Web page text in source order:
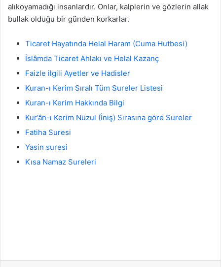
alıkoyamadığı insanlardır. Onlar, kalplerin ve gözlerin allak
bullak olduğu bir günden korkarlar.
Ticaret Hayatında Helal Haram (Cuma Hutbesi)
İslâmda Ticaret Ahlakı ve Helal Kazanç
Faizle ilgili Ayetler ve Hadisler
Kuran-ı Kerim Sıralı Tüm Sureler Listesi
Kuran-ı Kerim Hakkında Bilgi
Kur’ân-ı Kerim Nüzul (İniş) Sırasına göre Sureler
Fatiha Suresi
Yasin suresi
Kısa Namaz Sureleri